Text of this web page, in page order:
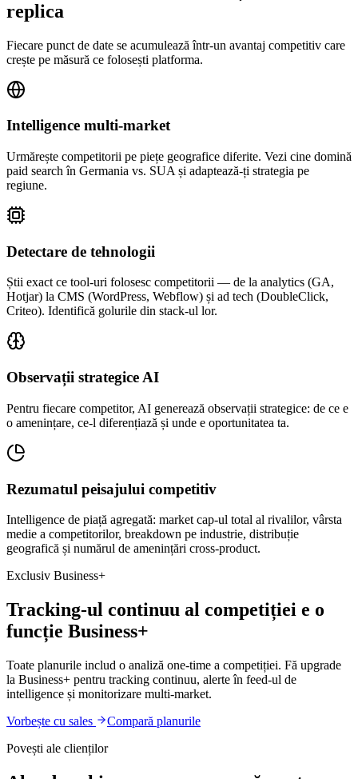
replica
Fiecare punct de date se acumulează într-un avantaj competitiv care
crește pe măsură ce folosești platforma.
Intelligence multi-market
Urmărește competitorii pe piețe geografice diferite. Vezi cine domină
paid search în Germania vs. SUA și adaptează-ți strategia pe
regiune.
Detectare de tehnologii
Știi exact ce tool-uri folosesc competitorii — de la analytics (GA,
Hotjar) la CMS (WordPress, Webflow) și ad tech (DoubleClick,
Criteo). Identifică golurile din stack-ul lor.
Observații strategice AI
Pentru fiecare competitor, AI generează observații strategice: de ce e
o amenințare, ce-l diferențiază și unde e oportunitatea ta.
Rezumatul peisajului competitiv
Intelligence de piață agregată: market cap-ul total al rivalilor, vârsta
medie a competitorilor, breakdown pe industrie, distribuție
geografică și numărul de amenințări cross-product.
Exclusiv Business+
Tracking-ul continuu al competiției e o
funcție Business+
Toate planurile includ o analiză one-time a competiției. Fă upgrade
la Business+ pentru tracking continuu, alerte în feed-ul de
intelligence și monitorizare multi-market.
Vorbește cu sales
Compară planurile
Povești ale clienților